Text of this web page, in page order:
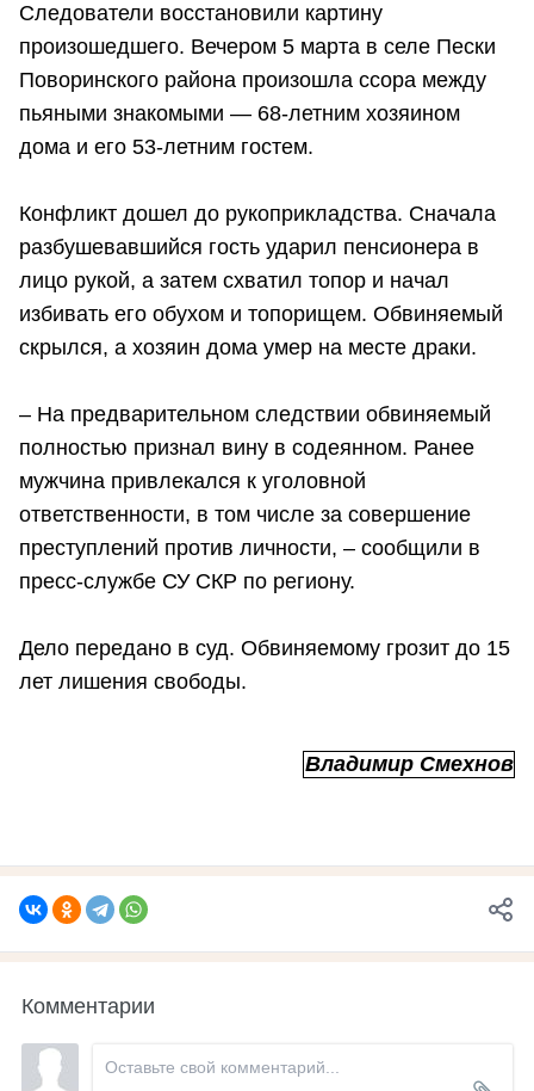
Следователи восстановили картину
произошедшего. Вечером 5 марта в селе Пески
Поворинского района произошла ссора между
пьяными знакомыми — 68-летним хозяином
дома и его 53-летним гостем.
Конфликт дошел до рукоприкладства. Сначала
разбушевавшийся гость ударил пенсионера в
лицо рукой, а затем схватил топор и начал
избивать его обухом и топорищем. Обвиняемый
скрылся, а хозяин дома умер на месте драки.
– На предварительном следствии обвиняемый
полностью признал вину в содеянном. Ранее
мужчина привлекался к уголовной
ответственности, в том числе за совершение
преступлений против личности, – сообщили в
пресс-службе СУ СКР по региону.
Дело передано в суд. Обвиняемому грозит до 15
лет лишения свободы.
Владимир Смехнов
Комментарии